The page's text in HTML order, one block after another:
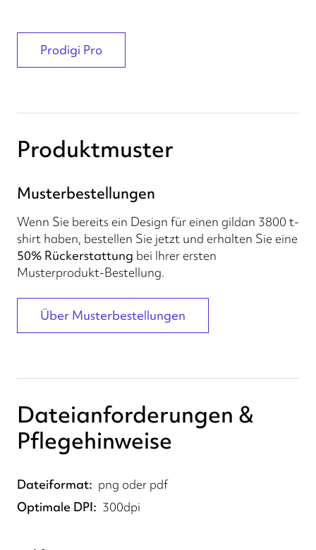
Prodigi Pro
Produktmuster
Musterbestellungen
Wenn Sie bereits ein Design für einen gildan 3800 t-
shirt haben, bestellen Sie jetzt und erhalten Sie eine
50% Rückerstattung bei Ihrer ersten
Musterprodukt-Bestellung.
Über Musterbestellungen
Dateianforderungen &
Pflegehinweise
Dateiformat
png oder pdf
Optimale DPI
300dpi